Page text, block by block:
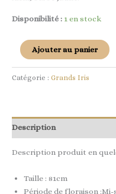
Disponibilité : 1 en stock
Ajouter au panier
Catégorie : Grands Iris
Description
Description produit en
Taille : 81cm
Période de floraison :Mi-